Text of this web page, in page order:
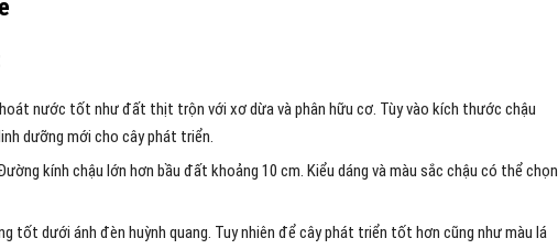
nước tốt như đất thịt trộn với xơ dừa và phân hữu cơ. Tùy vào kích thước chậu
dưỡng mới cho cây phát triển.
kính chậu lớn hơn bầu đất khoảng 10 cm. Kiểu dáng và màu sắc chậu có thể chọn
tốt dưới ánh đèn huỳnh quang. Tuy nhiên để cây phát triển tốt hơn cũng như màu lá